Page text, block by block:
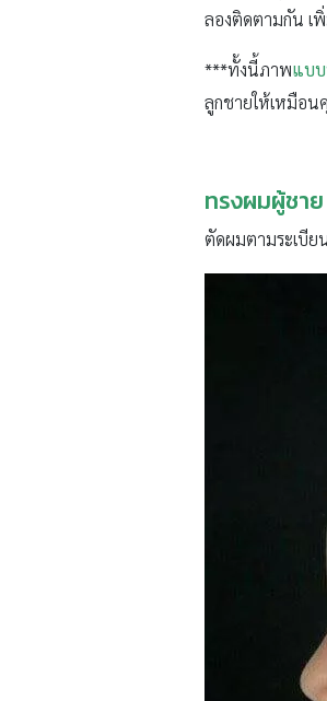
ลองติดตามกัน เ
***ทั้งนี้ภาพแบ
ลูกชายให้เหมือ
ทรงผมผู้ชา
ตัดผมตามระเบีย